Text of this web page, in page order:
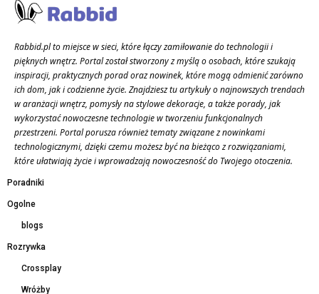
Rabbid.pl to miejsce w sieci, które łączy zamiłowanie do technologii i
pięknych wnętrz. Portal został stworzony z myślą o osobach, które szukają
inspiracji, praktycznych porad oraz nowinek, które mogą odmienić zarówno
ich dom, jak i codzienne życie. Znajdziesz tu artykuły o najnowszych trendach
w aranżacji wnętrz, pomysły na stylowe dekoracje, a także porady, jak
wykorzystać nowoczesne technologie w tworzeniu funkcjonalnych
przestrzeni. Portal porusza również tematy związane z nowinkami
technologicznymi, dzięki czemu możesz być na bieżąco z rozwiązaniami,
które ułatwiają życie i wprowadzają nowoczesność do Twojego otoczenia.
Poradniki
Ogolne
blogs
Rozrywka
Crossplay
Wróżby